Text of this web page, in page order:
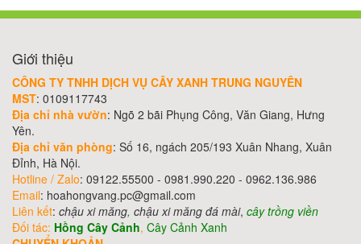
Giới thiệu
CÔNG TY TNHH DỊCH VỤ CÂY XANH TRUNG NGUYÊN
MST: 0109117743
Địa chỉ nhà vườn: Ngõ 2 bãi Phụng Công, Văn Giang, Hưng
Yên.
Địa chỉ văn phòng: Số 16, ngách 205/193 Xuân Nhang, Xuân
Đỉnh, Hà Nội.
Hotline / Zalo: 09122.55500 - 0981.990.220 - 0962.136.986
Email: hoahongvang.pc@gmail.com
Liên kết: chậu xi măng, chậu xi măng đá mài, cây trồng viền
Đối tác: Hồng Cây Cảnh, Cây Cảnh Xanh